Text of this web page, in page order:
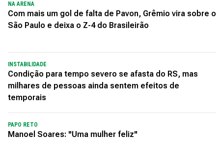
NA ARENA
Com mais um gol de falta de Pavon, Grêmio vira sobre o
São Paulo e deixa o Z-4 do Brasileirão
INSTABILIDADE
Condição para tempo severo se afasta do RS, mas
milhares de pessoas ainda sentem efeitos de
temporais
PAPO RETO
Manoel Soares: "Uma mulher feliz"